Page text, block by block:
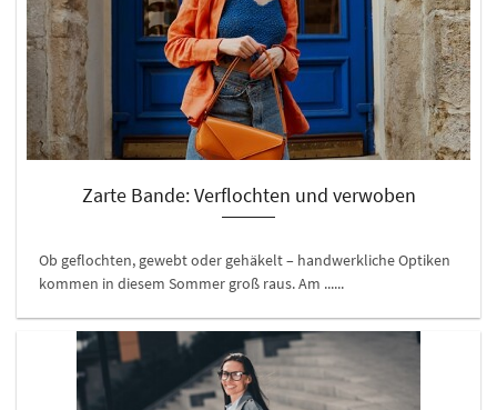
Zarte Bande: Verflochten und verwoben
Ob geflochten, gewebt oder gehäkelt – handwerkliche Optiken
kommen in diesem Sommer groß raus. Am ......